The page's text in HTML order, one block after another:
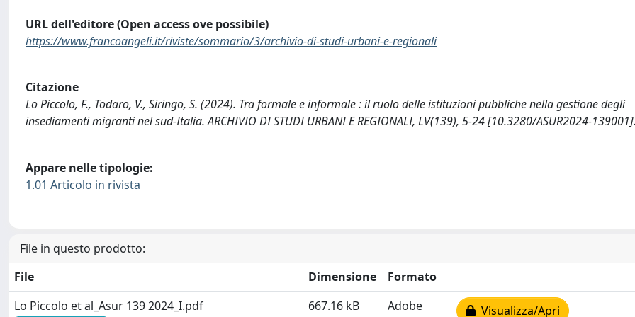
URL dell'editore (Open access ove possibile)
https://www.francoangeli.it/riviste/sommario/3/archivio-di-studi-urbani-e-regionali
Citazione
Lo Piccolo, F., Todaro, V., Siringo, S. (2024). Tra formale e informale : il ruolo delle istituzioni pubbliche nella gestione degli
insediamenti migranti nel sud-Italia. ARCHIVIO DI STUDI URBANI E REGIONALI, LV(139), 5-24 [10.3280/ASUR2024-
Appare nelle tipologie:
1.01 Articolo in rivista
File in questo prodotto:
File
Dimensione
Formato
Lo Piccolo et al_Asur 139 2024_I.pdf
667.16 kB
Adobe
Visualizza/Apri